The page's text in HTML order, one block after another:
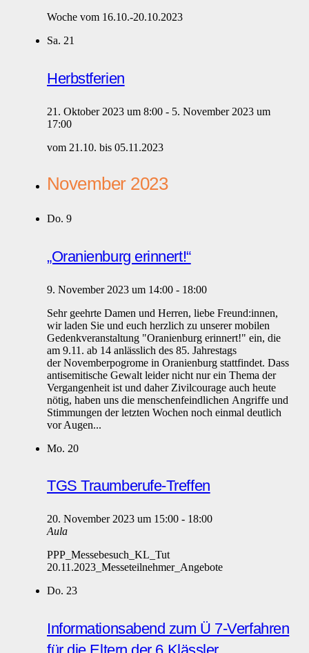
Woche vom 16.10.-20.10.2023
Sa. 21
Herbstferien
21. Oktober 2023 um 8:00 - 5. November 2023 um
17:00
vom 21.10. bis 05.11.2023
November 2023
Do. 9
„Oranienburg erinnert!“
9. November 2023 um 14:00 - 18:00
Sehr geehrte Damen und Herren, liebe Freund:innen,
wir laden Sie und euch herzlich zu unserer mobilen
Gedenkveranstaltung "Oranienburg erinnert!" ein, die
am 9.11. ab 14 anlässlich des 85. Jahrestags
der Novemberpogrome in Oranienburg stattfindet. Dass
antisemitische Gewalt leider nicht nur ein Thema der
Vergangenheit ist und daher Zivilcourage auch heute
nötig, haben uns die menschenfeindlichen Angriffe und
Stimmungen der letzten Wochen noch einmal deutlich
vor Augen...
Mo. 20
TGS Traumberufe-Treffen
20. November 2023 um 15:00 - 18:00
Aula
PPP_Messebesuch_KL_Tut
20.11.2023_Messeteilnehmer_Angebote
Do. 23
Informationsabend zum Ü 7-Verfahren